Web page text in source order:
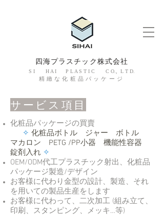
四海プラスチック株式会社
S I H A I P L A S T I C C O., L T D.
精緻な化粧品パッケージ
サービス項目
化粧品パッケージの買賣
✧ 化粧品ボトル ジャー ボトル
マカロン PETG /PP小器 機能性容器
錠剤入れ ✧
OEM/ODM代工プラスチック射出、化粧品
パッケージ製造/デザイン
お客様に代わり金型の設計、製造、それ
を用いての製品生産をします
お客様に代わって、二次加工 (組み立て、
印刷、スタンピング、メッキ…等)